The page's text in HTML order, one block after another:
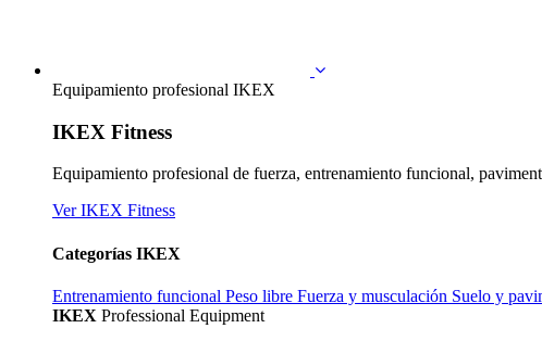
Equipamiento profesional IKEX
IKEX Fitness
Equipamiento profesional de fuerza, entrenamiento funcional,
Ver IKEX Fitness
Categorías IKEX
Entrenamiento funcional Peso libre Fuerza y musculación Suelo y
IKEX Professional Equipment